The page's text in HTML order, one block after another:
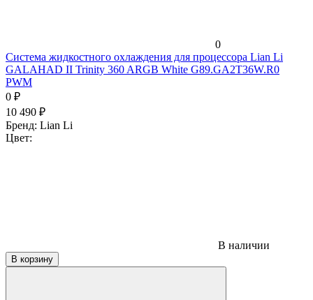
0
Система жидкостного охлаждения для процессора Lian Li
GALAHAD II Trinity 360 ARGB White G89.GA2T36W.R0
PWM
0 ₽
10 490 ₽
Бренд: Lian Li
Цвет:
В наличии
В корзину